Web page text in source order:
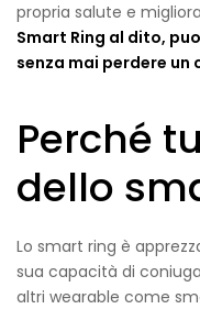
propria salute e
Smart Ring al dito,
senza mai perdere un
Perché
dello
Lo smart ring è
sua capacità di
altri wearable come